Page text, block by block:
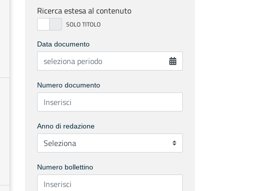
Ricerca estesa al contenuto
Data documento
Numero documento
Anno di redazione
Numero bollettino